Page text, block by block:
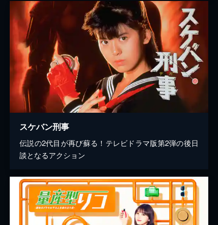
スケバン刑事
伝説の2代目が再び蘇る！テレビドラマ版第2弾の後日
談となるアクション